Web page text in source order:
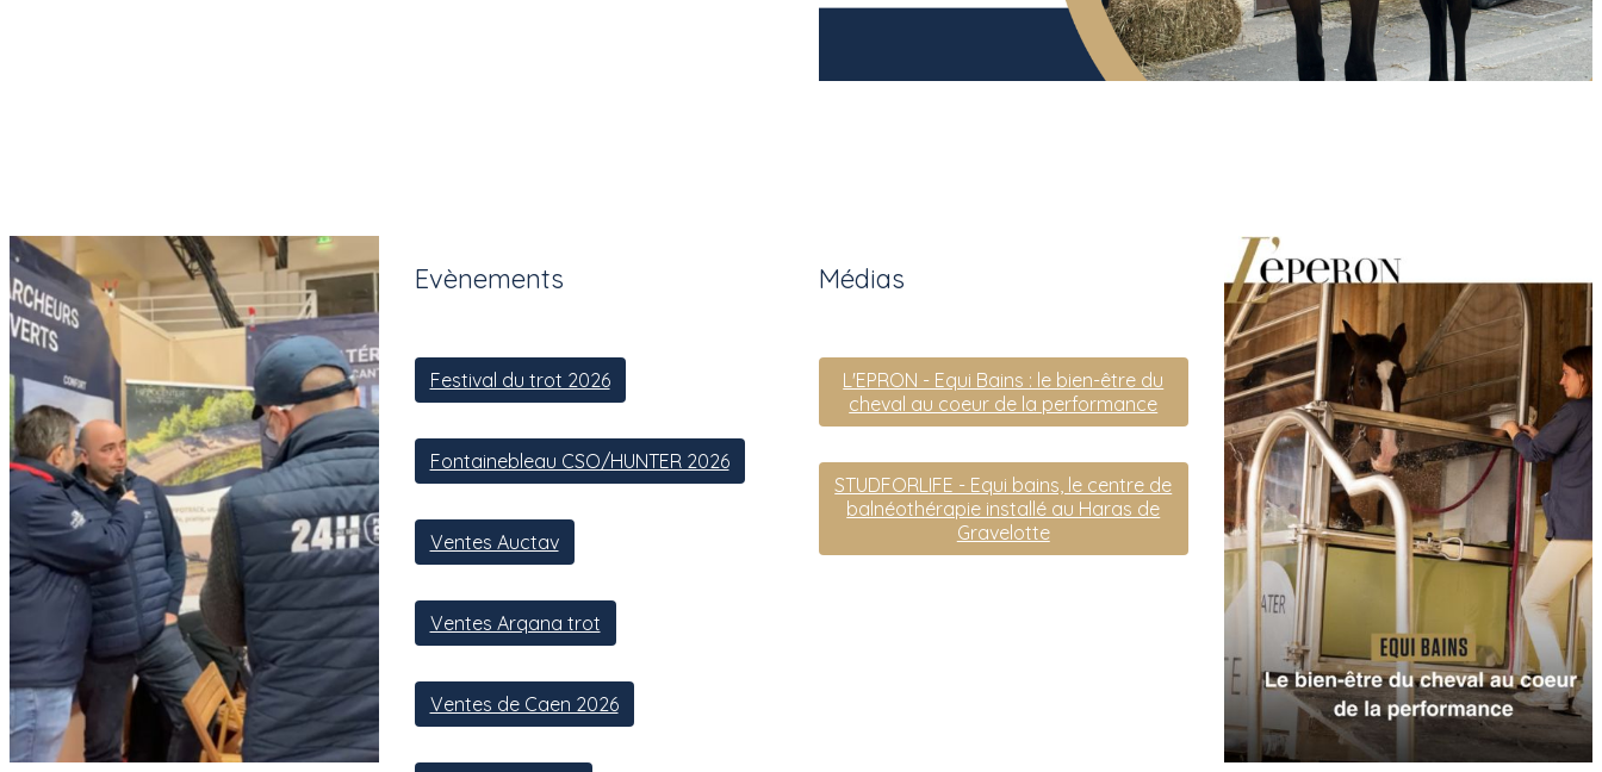
Evènements
Festival du trot 2026
Fontainebleau CSO/HUNTER 2026
Ventes Auctav
Ventes Arqana trot
Ventes de Caen 2026
Médias
L'EPRON - Equi Bains : le bien-être du
cheval au coeur de la performance
STUDFORLIFE - Equi bains, le centre de
balnéothérapie installé au Haras de
Gravelotte